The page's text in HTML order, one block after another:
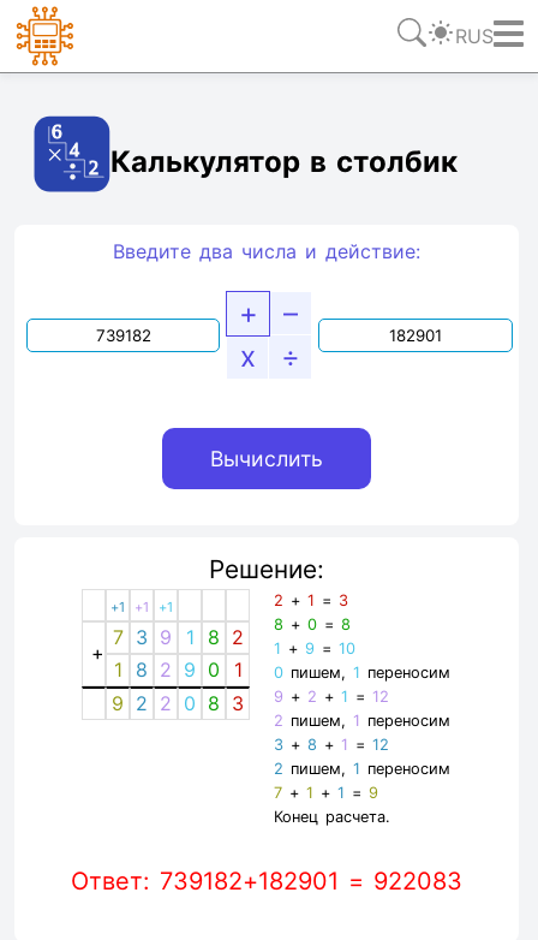
RUS
Калькулятор в столбик
Введите два числа и действие:
+
–
x
÷
Решение:
+1 +1 +1
+
7 3 9 1 8 2
1
8 2 9 0
1
9 2 2 0 8 3
2 +1 = 3
8 +0 =8
1 +9 =10
0 пишем,1 переносим
9 + 2 +1 = 12
2 пишем, 1 переносим
3 +8 + 1 =12
2 пишем,1 переносим
7 +1 +1 =9
Конец расчета.
Ответ: 739182+182901 = 922083